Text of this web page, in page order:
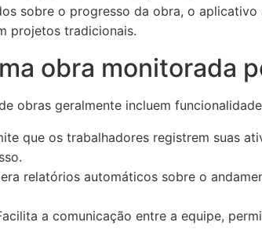
sobre o progresso da obra, o
projetos tradicionais.
obra monitorada
obras geralmente incluem
que os trabalhadores registrem suas
relatórios automáticos sobre o
a comunicação entre a equipe,